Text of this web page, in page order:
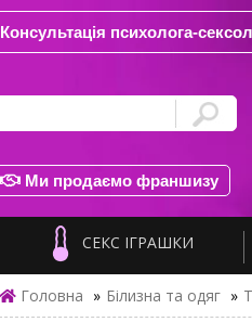
Консультація психолога-
Ми продаємо франшизу
СЕКС ІГРАШКИ
Головна » Білизна та одяг »